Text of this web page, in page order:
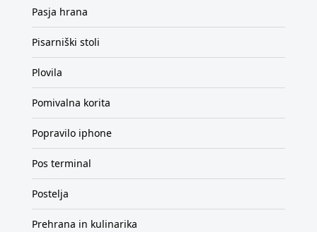
Pasja hrana
Pisarniški stoli
Plovila
Pomivalna korita
Popravilo iphone
Pos terminal
Postelja
Prehrana in kulinarika